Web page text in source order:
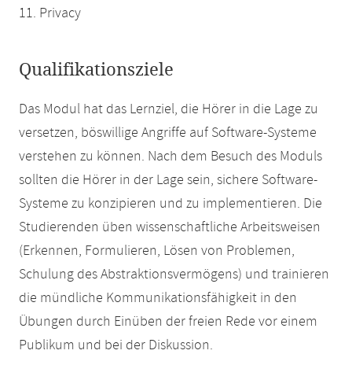
11. Privacy
Qualifikationsziele
Das Modul hat das Lernziel, die Hörer in die Lage zu
versetzen, böswillige Angriffe auf Software-Systeme
verstehen zu können. Nach dem Besuch des Moduls
sollten die Hörer in der Lage sein, sichere Software-
Systeme zu konzipieren und zu implementieren. Die
Studierenden üben wissenschaftliche Arbeitsweisen
(Erkennen, Formulieren, Lösen von Problemen,
Schulung des Abstraktionsvermögens) und trainieren
die mündliche Kommunikationsfähigkeit in den
Übungen durch Einüben der freien Rede vor einem
Publikum und bei der Diskussion.